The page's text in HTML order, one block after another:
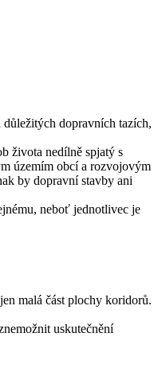
dopravních tazích,
života nedílně spjatý s
územím obcí a rozvojovým
by dopravní stavby ani
neboť jednotlivec je
malá část plochy koridorů.
uskutečnění